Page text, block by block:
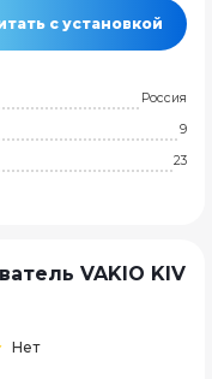
с установкой
Россия
9
23
VAKIO KIV
Нет